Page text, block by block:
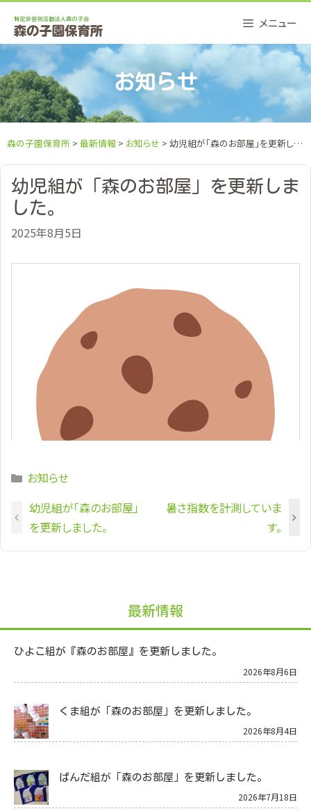
content
メニュー
お知らせ
森の子園保育所 > 最新情報 > お知らせ > 幼児組が「森のお部屋」を更新しました。
幼児組が「森のお部屋」を更新しま
した。
2025年8月5日
Categories
お知らせ
幼児組が「森のお部屋」
を更新しました。
暑さ指数を計測していま
す。
最新情報
ひよこ組が『森のお部屋』を更新しました。
2026年8月6日
くま組が「森のお部屋」を更新しました。
2026年8月4日
ぱんだ組が「森のお部屋」を更新しました。
2026年7月18日